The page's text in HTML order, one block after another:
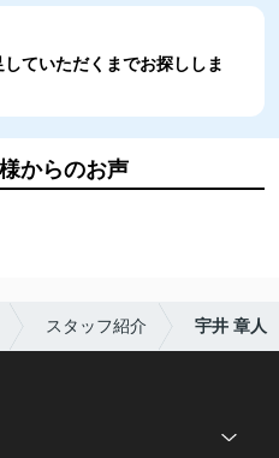
ていただくまでお探ししま
からのお声
スタッフ紹介 宇井 章人